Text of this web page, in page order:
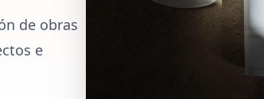
de obras
e